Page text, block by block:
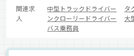
関連求
人
中型トラックドライバー タ
ンクローリードライバー
大
バス乗務員